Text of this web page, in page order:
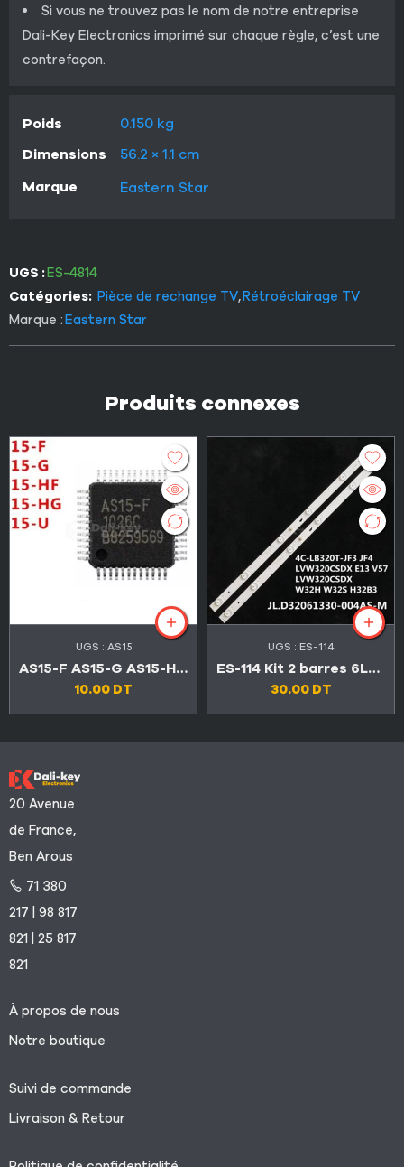
Si vous ne trouvez pas le nom de notre entreprise
Dali-Key Electronics imprimé sur chaque règle, c’est une
contrefaçon.
Poids
0.150 kg
Dimensions
56.2 × 1.1 cm
Marque
Eastern Star
UGS :ES-4814
Catégories: Pièce de rechange TV,Rétroéclairage TV
Marque :Eastern Star
Produits connexes
UGS : AS15
AS15-F AS15-G AS15-HF AS15-HG AS15-U
10.00 DT
UGS : ES-114
ES-114 Kit 2 barres 6LED 3V BIOLUX LED32D1510 / SABA SBL32D1620
30.00 DT
20 Avenue
de France,
Ben Arous
71 380
217 | 98 817
821 | 25 817
821
À propos de nous
Notre boutique
Suivi de commande
Livraison & Retour